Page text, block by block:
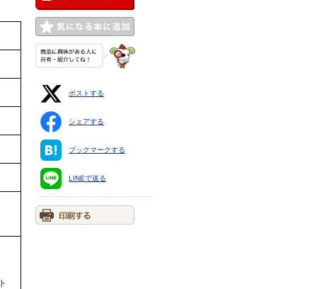
ポストする
シェアする
ブックマークする
LINEで送る